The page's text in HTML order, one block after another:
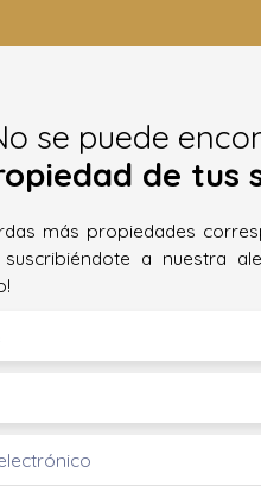
se puede
de tus
más propiedades
suscribiéndote a nuestra